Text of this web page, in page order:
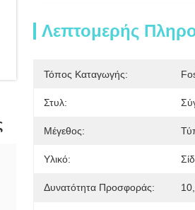
Λεπτομερής
Τόπος Καταγωγής:
Στυλ:
Μέγεθος:
Υλικό:
Δυνατότητα Προσφοράς: